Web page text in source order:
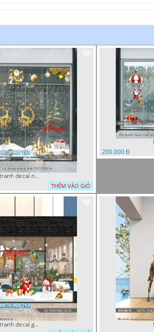
file tranh decal noel huou nai cay thong giang sinh 28112024 h
THÊM VÀO GIỎ
200.000 Đ
file tranh decal giang sinh noel 1 22022024 vy